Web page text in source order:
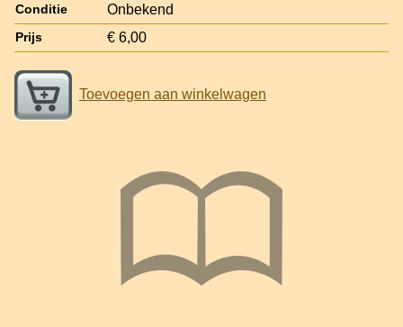
Conditie Onbekend
Prijs € 6,00
Toevoegen aan winkelwagen